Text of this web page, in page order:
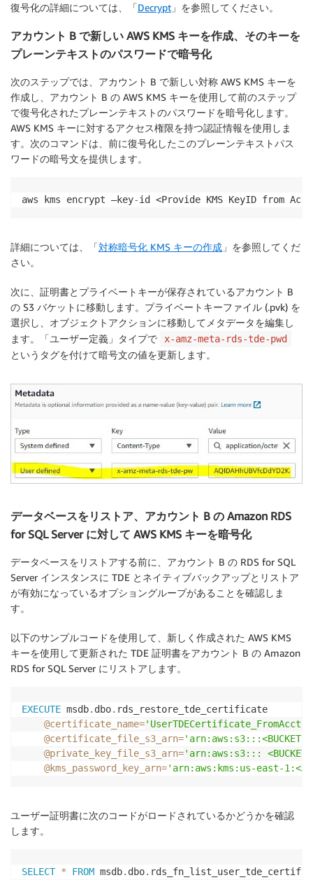
復号化の詳細については、「Decrypt 」を参照してください。
アカウント B で新しい AWS KMS キーを作成、そのキーを
プレーンテキストのパスワードで暗号化
次のステップでは、アカウント B で新しい対称 AWS KMS キーを
作成し、アカウント B の AWS KMS キーを使用して前のステップ
で復号化されたプレーンテキストのパスワードを暗号化します。
AWS KMS キーに対するアクセス権限を持つ認証情報を使用しま
す。次のコマンドは、前に復号化したこのプレーンテキストパス
ワードの暗号文を提供します。
aws kms encrypt —key-id <Provide KMS KeyID from
詳細については、「対称暗号化 KMS キーの作成 」を参照してくだ
さい。
次に、証明書とプライベートキーが保存されているアカウント B
の S3 バケットに移動します。プライベートキーファイル (.pvk) を
選択し、オブジェクトアクションに移動してメタデータを編集し
ます。「ユーザー定義」タイプで
x-amz-meta-rds-tde-pwd
というタグを付けて暗号文の値を更新します。
データベースをリストア、アカウント B の Amazon RDS
for SQL Server に対して AWS KMS キーを暗号化
データベースをリストアする前に、アカウント B の RDS for SQL
Server インスタンスに TDE とネイティブバックアップとリストア
が有効になっているオプショングループがあることを確認しま
す。
以下のサンプルコードを使用して、新しく作成された AWS KMS
キーを使用して更新された TDE 証明書をアカウント B の Amazon
RDS for SQL Server にリストアします。
EXECUTE msdb. dbo. rds_restore_tde_certificate
@certificate_name='UserTDECertificate_FromAcct1'
@certificate_file_s3_arn='arn:aws:s3:::<BUCKET-
@private_key_file_s3_arn='arn:aws:s3::: <BUCKET-
@kms_password_key_arn='arn:aws:kms:us-east-
ユーザー証明書に次のコードがロードされているかどうかを確認
します。
SELECT * FROM msdb. dbo.